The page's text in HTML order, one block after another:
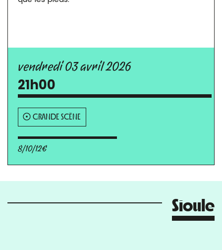
vendredi 03 avril 2026
21h00
GRANDE SCÈNE
8/10/12€
Sioule